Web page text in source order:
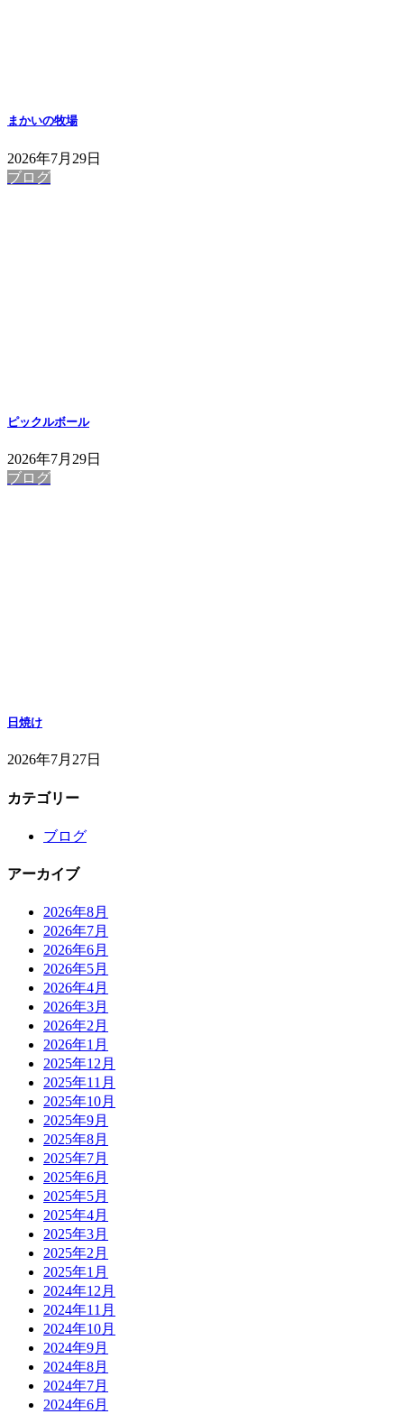
まかいの牧場
2026年7月29日
ブログ
ピックルボール
2026年7月29日
ブログ
日焼け
2026年7月27日
カテゴリー
ブログ
アーカイブ
2026年8月
2026年7月
2026年6月
2026年5月
2026年4月
2026年3月
2026年2月
2026年1月
2025年12月
2025年11月
2025年10月
2025年9月
2025年8月
2025年7月
2025年6月
2025年5月
2025年4月
2025年3月
2025年2月
2025年1月
2024年12月
2024年11月
2024年10月
2024年9月
2024年8月
2024年7月
2024年6月